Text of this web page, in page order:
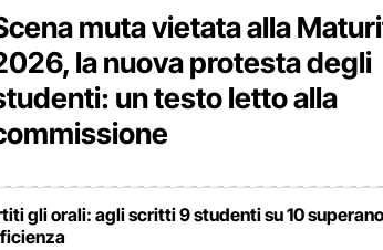
muta vietata alla
la nuova protesta degli
un testo letto alla
gli orali: agli scritti 9 studenti su 10